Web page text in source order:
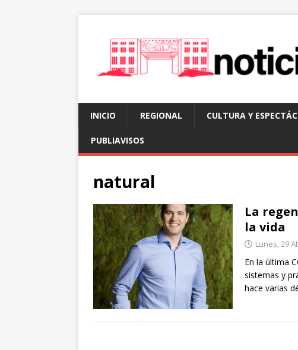
INICIO REGIONAL CULTURA Y
PUBLIAVISOS
natural
La
la vida
Lunes, 29
En la última
sistemas y
hace varias